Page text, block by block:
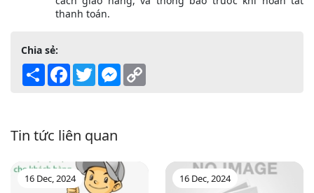
thanh toán.
Chia sẻ:
Share Facebook
TwitterMessenger
Tin tức liên quan
16 Dec, 2024 16 Dec, 2024